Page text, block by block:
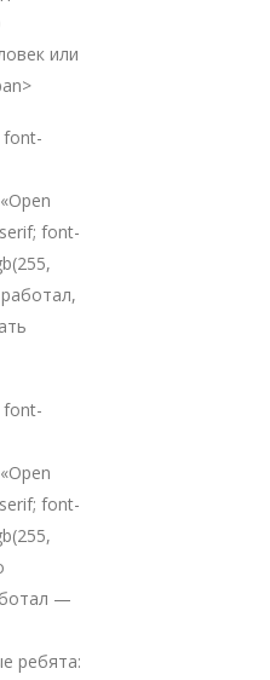
или
font-
font-
font-
font-
—
ребята: